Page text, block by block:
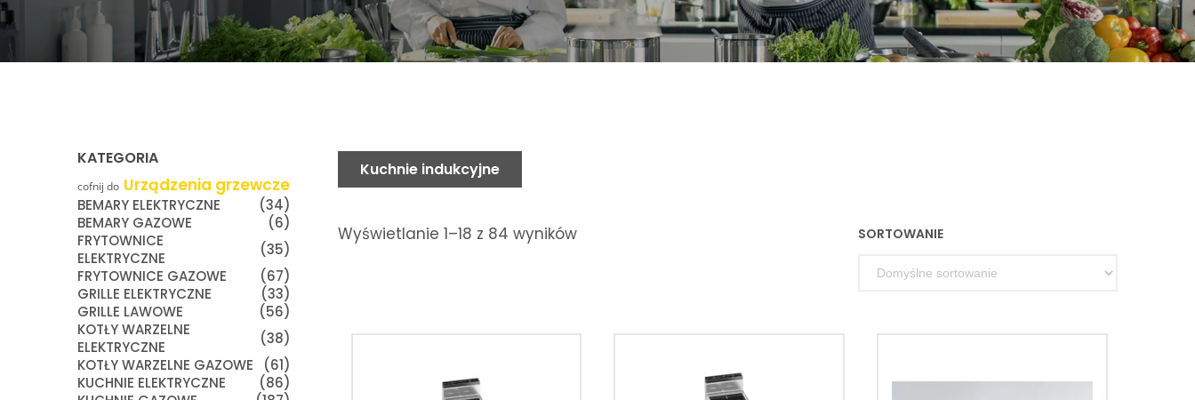
KATEGORIA
cofnij do Urządzenia grzewcze
BEMARY ELEKTRYCZNE
(34)
BEMARY GAZOWE
(6)
FRYTOWNICE
ELEKTRYCZNE
(35)
FRYTOWNICE GAZOWE
(67)
GRILLE ELEKTRYCZNE
(33)
GRILLE LAWOWE
(56)
KOTŁY WARZELNE
ELEKTRYCZNE
(38)
KOTŁY WARZELNE GAZOWE
(61)
KUCHNIE ELEKTRYCZNE
(86)
Kuchnie indukcyjne
Wyświetlanie 1–18 z 84 wyników SORTOWANIE